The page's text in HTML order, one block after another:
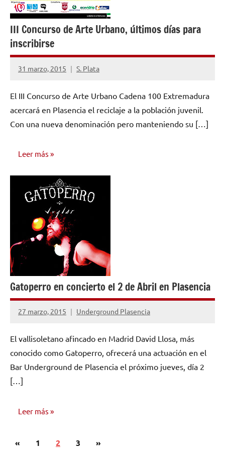
III Concurso de Arte Urbano, últimos días para
inscribirse
31 marzo, 2015 S. Plata
No
comentarios
El III Concurso de Arte Urbano Cadena 100 Extremadura
acercará en Plasencia el reciclaje a la población juvenil.
Con una nueva denominación pero manteniendo su […]
Leer más
NOTICIAS
Gatoperro en concierto el 2 de Abril en Plasencia
27 marzo, 2015 Underground Plasencia
No
comentarios
El vallisoletano afincado en Madrid David Llosa, más
conocido como Gatoperro, ofrecerá una actuación en el
Bar Underground de Plasencia el próximo jueves, día 2
[…]
Leer más
NOTICIAS
Paginación
«Entradas
1 2 3
Siguientes
»